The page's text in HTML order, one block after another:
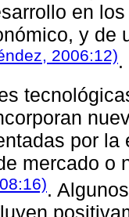
en
y de
2006:12).
por
mercado o
.